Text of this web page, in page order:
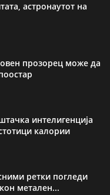
астронаутот на
прозорец може да
интелигенција
калории
ретки погледи
метален...